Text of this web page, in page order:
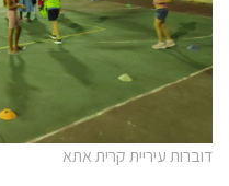
דוברות עיריית קרית אתא